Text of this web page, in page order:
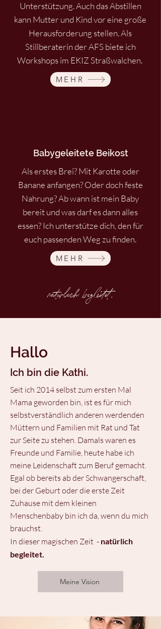
Unterstützung. Auch das Abstillen
kann Mutter und Kind vor eine große
Herausforderung stellen. Als
Stillberaterin der AFS biete ich
Workshops im EKIZ Straßwalchen.
MEHR
Babygeleitete Beikost
Als erstes Brei? Mit Karotte oder
Banane anfangen? Oder doch feste
Nahrung? Ab wann ist mein Baby
bereit und was darf es dann alles
essen? Ich unterstütze dich, den für
euch passenden Weg zu finden.
MEHR
natürlich begleitet.
Hallo
Ich bin die Kathi.
Seit ich 2014 selbst zum ersten Mal
Mama geworden bin, ist es für mich
selbstverständlich anderen werdenden
Müttern und Familien mit Rat und Tat
zur Seite zu stehen. Damals waren es
Freunde und Familie, heute habe ich
meine Leidenschaft zum Beruf gemacht.
Egal ob bereits ab der Schwangerschaft,
bei der Geburt oder die erste Zeit
Zuhause mit dem kleinen
Menschenbaby bin ich da, wenn du mich
brauchst.
In dieser magischen Zeit - natürlich
begleitet.
Meine Vision